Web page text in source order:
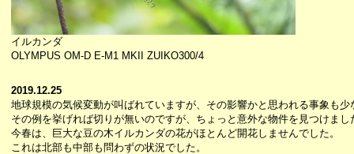
イルカンダ
OLYMPUS OM-D E-M1 MKII ZUIKO300/4
2019.12.25
地球規模の気候変動が叫ばれていますが、その影響かと思われる事象も
その例を挙げれば切りが無いのですが、ちょっと意外な物件を見つけまし
今春は、巨大な豆の木イルカンダの花がほとんど開花しませんでした。
これは北部も中部も問わずの状況でした。